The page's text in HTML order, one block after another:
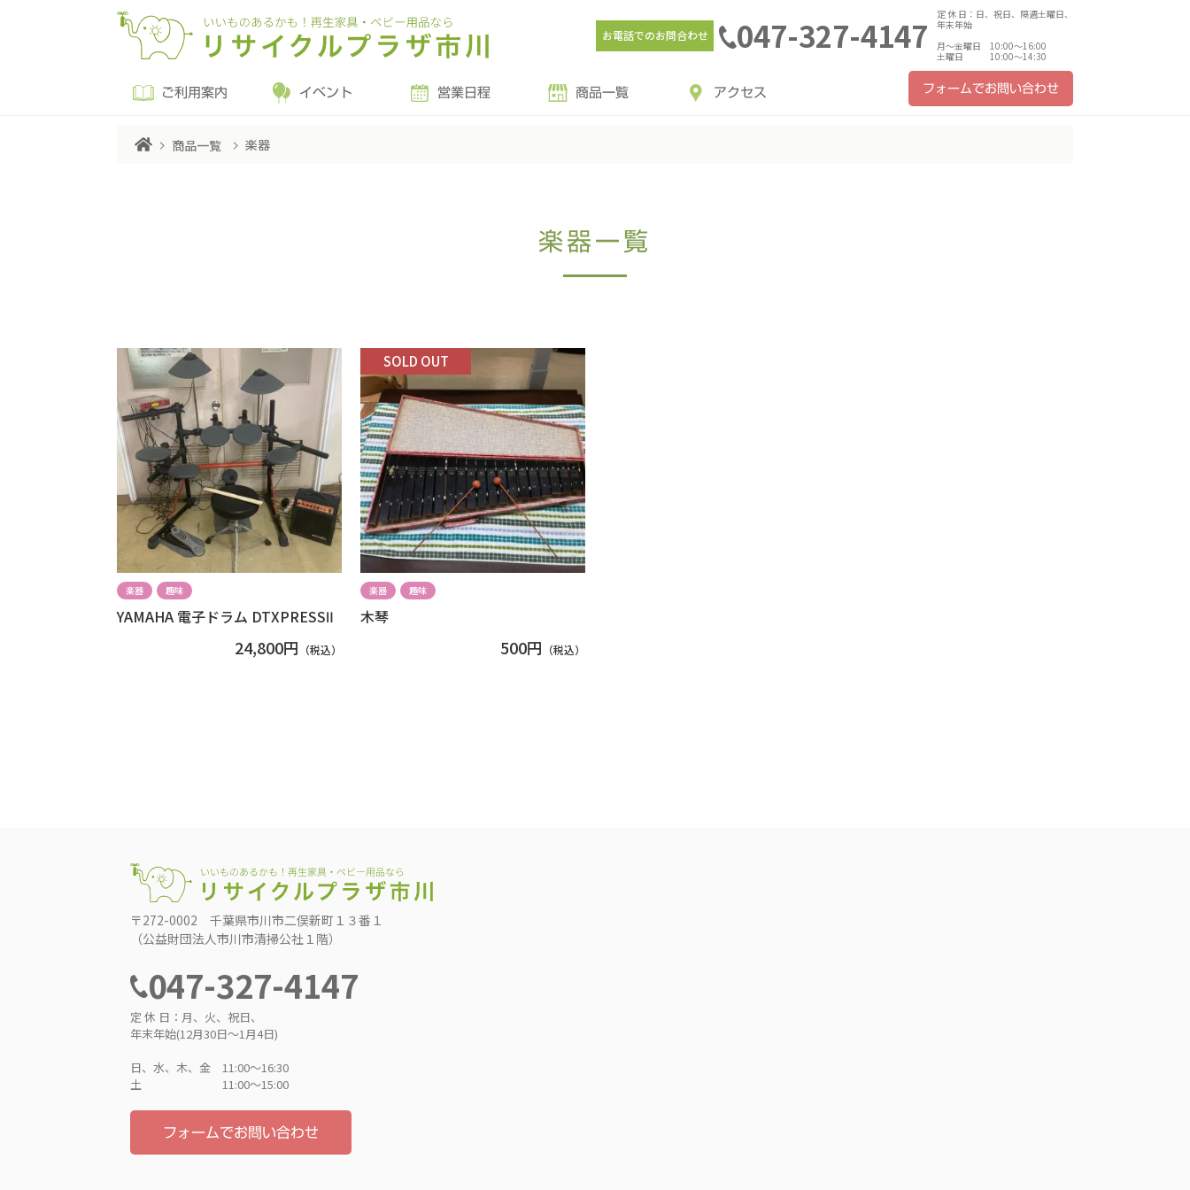
お電話でのお問合わせ 047-327-4147
定 休 日：日、祝日、隔週土曜日、
年末年始
月～金曜日 10:00～16:00
土曜日 10:00～14:30
ご利用案内 イベント 営業日程 商品一覧 アクセス フォームでお問い合わせ
商品一覧 楽器
楽器一覧
楽器 趣味
YAMAHA 電子ドラム DTXPRESSⅡ
24,800円 （税込）
SOLD OUT
楽器 趣味
木琴
500円 （税込）
〒272-0002 千葉県市川市二俣新町１３番１
（公益財団法人市川市清掃公社１階）
047-327-4147
定 休 日：月、火、祝日、
年末年始(12月30日～1月4日)
日、水、木、金 11:00〜16:30
土 11:00〜15:00
フォームでお問い合わせ